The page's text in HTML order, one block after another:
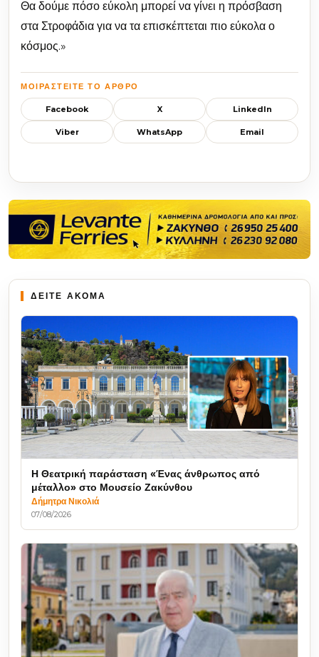
Θα δούμε πόσο εύκολη μπορεί να γίνει η πρόσβαση
στα Στροφάδια για να τα επισκέπτεται πιο εύκολα ο
κόσμος.»
ΜΟΙΡΑΣΤΕΊΤΕ ΤΟ ΆΡΘΡΟ
Facebook X LinkedIn
Viber WhatsApp Email
ΔΕΙΤΕ ΑΚΟΜΑ
Η Θεατρική παράσταση «Ένας άνθρωπος από
μέταλλο» στο Μουσείο Ζακύνθου
Δήμητρα Νικολιά
07/08/2026